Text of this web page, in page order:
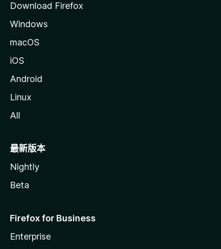
Download Firefox
Windows
macOS
iOS
Android
Linux
All
最新版本
Nightly
Beta
Firefox for Business
Enterprise